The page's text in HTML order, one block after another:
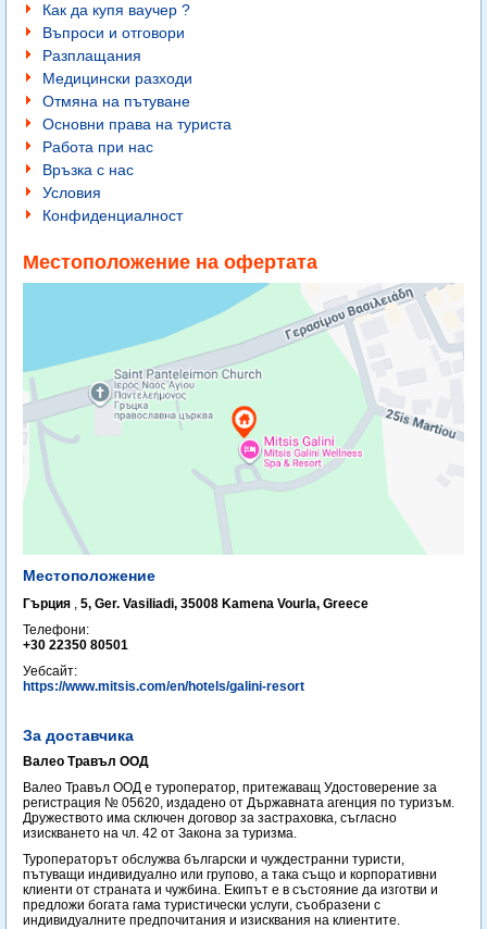
Как да купя ваучер ?
Въпроси и отговори
Разплащания
Медицински разходи
Отмяна на пътуване
Основни права на туриста
Работа при нас
Връзка с нас
Условия
Конфиденциалност
Местоположение на офертата
Местоположение
Гърция , 5, Ger. Vasiliadi, 35008 Kamena Vourla, Greece
Телефони:
+30 22350 80501
Уебсайт:
https://www.mitsis.com/en/hotels/galini-resort
За доставчика
Валео Травъл ООД
Валео Травъл ООД е туроператор, притежаващ Удостоверение за
регистрация № 05620, издадено от Държавната агенция по туризъм.
Дружеството има сключен договор за застраховка, съгласно
изискването на чл. 42 от Закона за туризма.
Туроператорът обслужва български и чуждестранни туристи,
пътуващи индивидуално или групово, а така също и корпоративни
клиенти от страната и чужбина. Екипът е в състояние да изготви и
предложи богата гама туристически услуги, съобразени с
индивидуалните предпочитания и изисквания на клиентите.